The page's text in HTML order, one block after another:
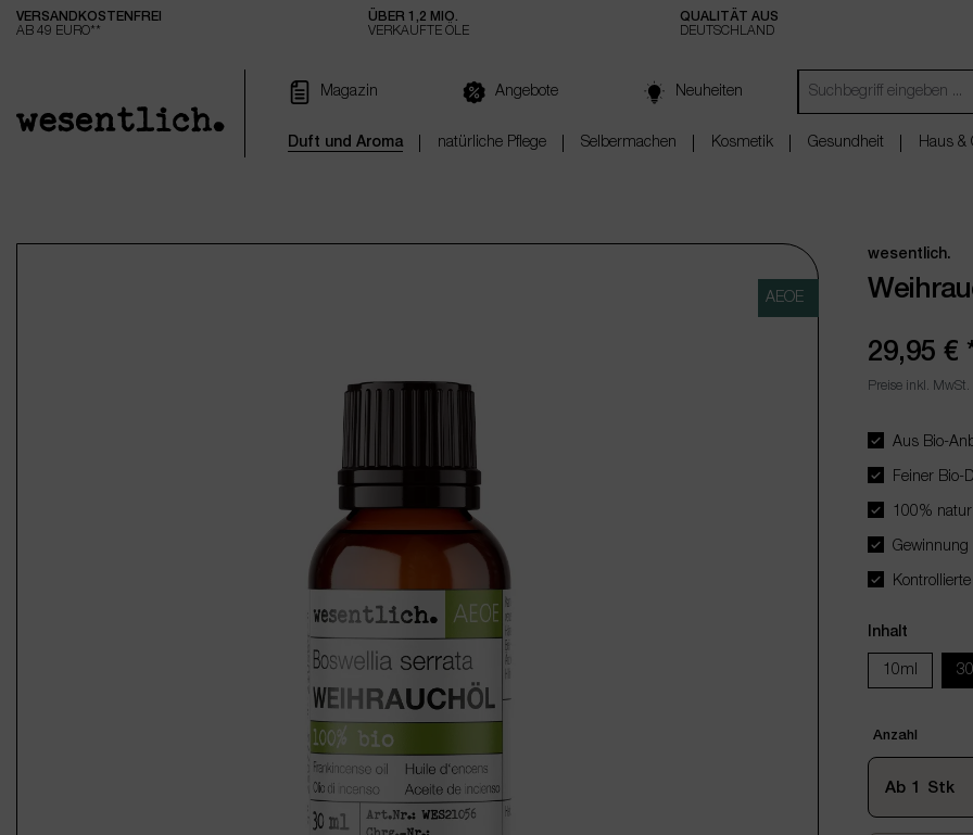
springen Zur Hauptnavigation springen
VERSANDKOSTENFREI
AB 49 EURO**
ÜBER 1,2 MIO.
VERKAUFTE ÖLE
QUALITÄT AUS
DEUTSCHLAND
Magazin Angebote Neuheiten
Duft und Aroma natürliche Pflege Selbermachen Kosmetik Gesundheit Haus &
AEOE
wesentlich.
29,95 €
Preise inkl.
Aus Bio-
Feiner Bio-
100%
Gewinnung
Inhalt
10ml
Anzahl
Ab 1 Stk